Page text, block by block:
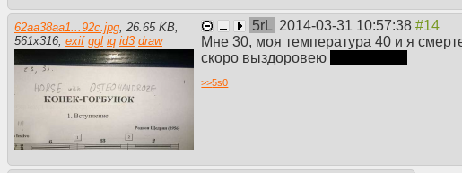
62aa38aa1...92c.jpg, 26.65 KB,
561x316, exif ggl iq id3 draw
5rL 2014-03-31 10:57:38
Мне 30, моя температура 40 и я
скоро выздоровею
>>5s0